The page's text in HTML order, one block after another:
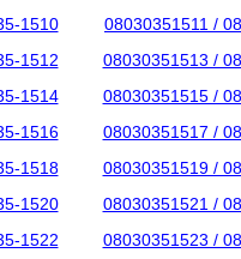
1510
08030351511 /
1512
08030351513 /
1514
08030351515 /
1516
08030351517 /
1518
08030351519 /
1520
08030351521 /
1522
08030351523 /